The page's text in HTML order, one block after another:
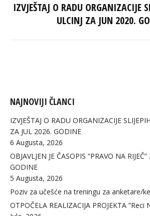
Next
post:
IZVJEŠTAJ O RADU ORGANIZACIJE
ULCINJ ZA JUN 2020.
NAJNOVIJI ČLANCI
IZVJEŠTAJ O RADU ORGANIZACIJE
ZA JUL 2026. GODINE
6 Augusta, 2026
OBJAVLJEN JE ČASOPIS “PRAVO NA
GODINE
5 Augusta, 2026
Poziv za učešće na treningu za anketare/ke
OTPOČELA REALIZACIJA PROJEKTA ”Reci